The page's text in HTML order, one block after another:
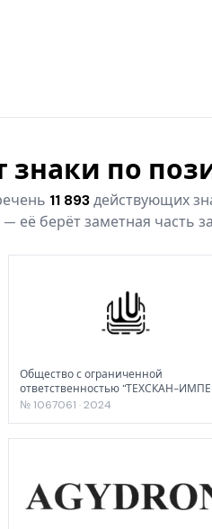
знаки по
11 893действующих
берёт заметная часть
Общество с ограниченной
ответственностью "ТЕХСКАН-
№ 1067061 · 2024